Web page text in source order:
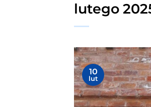
lutego
10
lut